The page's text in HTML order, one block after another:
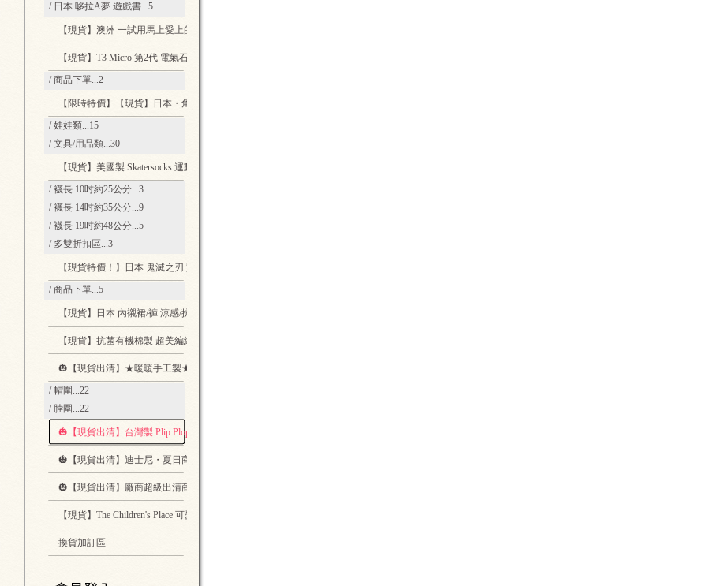
/ 日本 哆拉A夢 遊戲書...5
【現貨】澳洲 一試用馬上愛上的綿羊乳
【現貨】T3 Micro 第2代 電氣石柔風技術 輕量負離子吹風機
/ 商品下單...2
【限時特價】【現貨】日本・角落生物
/ 娃娃類...15
/ 文具/用品類...30
【現貨】美國製 Skatersocks 運動風復古襪
/ 襪長 10吋約25公分...3
/ 襪長 14吋約35公分...9
/ 襪長 19吋約48公分...5
/ 多雙折扣區...3
【現貨特價！】日本 鬼滅之刃 實用文具
/ 商品下單...5
【現貨】日本 內襯裙/褲 涼感/抗菌 適合穿著寬褲長裙時內搭
【現貨】抗菌有機棉製 超美編織圖案保暖布口罩套 可自行換濾芯
🎃【現貨出清】★暖暖手工製★動物帽圍脖圍 - 日本製布料 x 台灣師傅手作
/ 帽圍 ...22
/ 脖圍 ...22
🎃【現貨出清】台灣製 Plip Plop 親子休閒鞋 Jackson 黑色款
🎃【現貨出清】迪士尼・夏日商品 暑假就帶著他們出遊吧
🎃【現貨出清】廠商超級出清商品區
【現貨】The Children's Place 可愛的貓耳朵髮箍
換貨加訂區